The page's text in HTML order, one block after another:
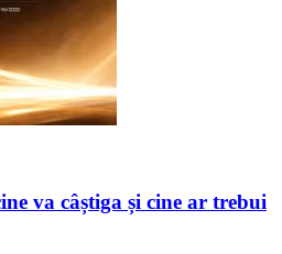
va câștiga și cine ar trebui